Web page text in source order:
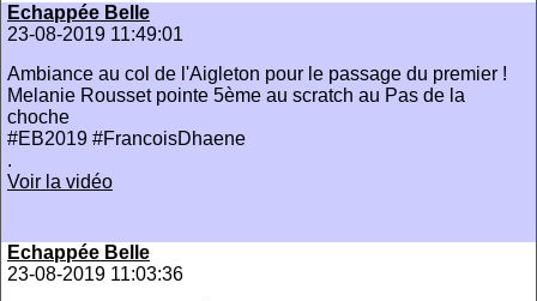
Echappée Belle
23-08-2019 11:49:01
Ambiance au col de l'Aigleton pour le passage du premier !
Melanie Rousset pointe 5ème au scratch au Pas de la
choche
#EB2019 #FrancoisDhaene
.
Voir la vidéo
Echappée Belle
23-08-2019 11:03:36